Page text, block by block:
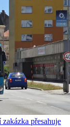
přesahuje